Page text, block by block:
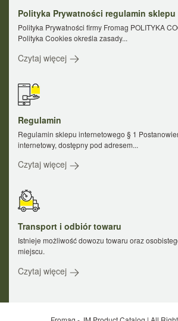
Polityka Prywatności regulamin sklepu
Polityka Prywatności firmy Fromag POLITYKA
Polityka Cookies określa zasady...
Czytaj więcej
Regulamin
Regulamin sklepu internetowego § 1
internetowy, dostępny pod adresem...
Czytaj więcej
Transport i odbiór towaru
Istnieje możliwość dowozu towaru oraz
miejscu.
Czytaj więcej